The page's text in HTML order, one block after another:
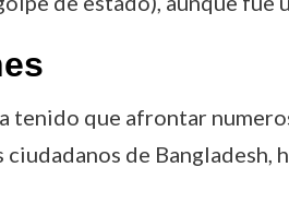
tenido que afrontar
de